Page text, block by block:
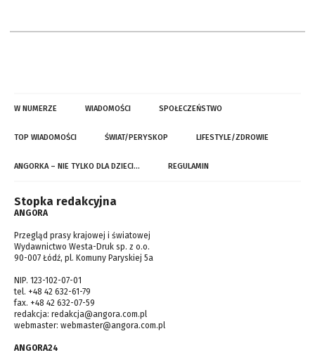
W NUMERZE WIADOMOŚCI SPOŁECZEŃSTWO
TOP WIADOMOŚCI ŚWIAT/PERYSKOP LIFESTYLE/ZDROWIE
ANGORKA – NIE TYLKO DLA DZIECI… REGULAMIN
Stopka redakcyjna
ANGORA
Przegląd prasy krajowej i światowej
Wydawnictwo Westa-Druk sp. z o.o.
90-007 Łódź, pl. Komuny Paryskiej 5a
NIP. 123-102-07-01
tel. +48 42 632-61-79
fax. +48 42 632-07-59
redakcja: redakcja@angora.com.pl
webmaster: webmaster@angora.com.pl
ANGORA24